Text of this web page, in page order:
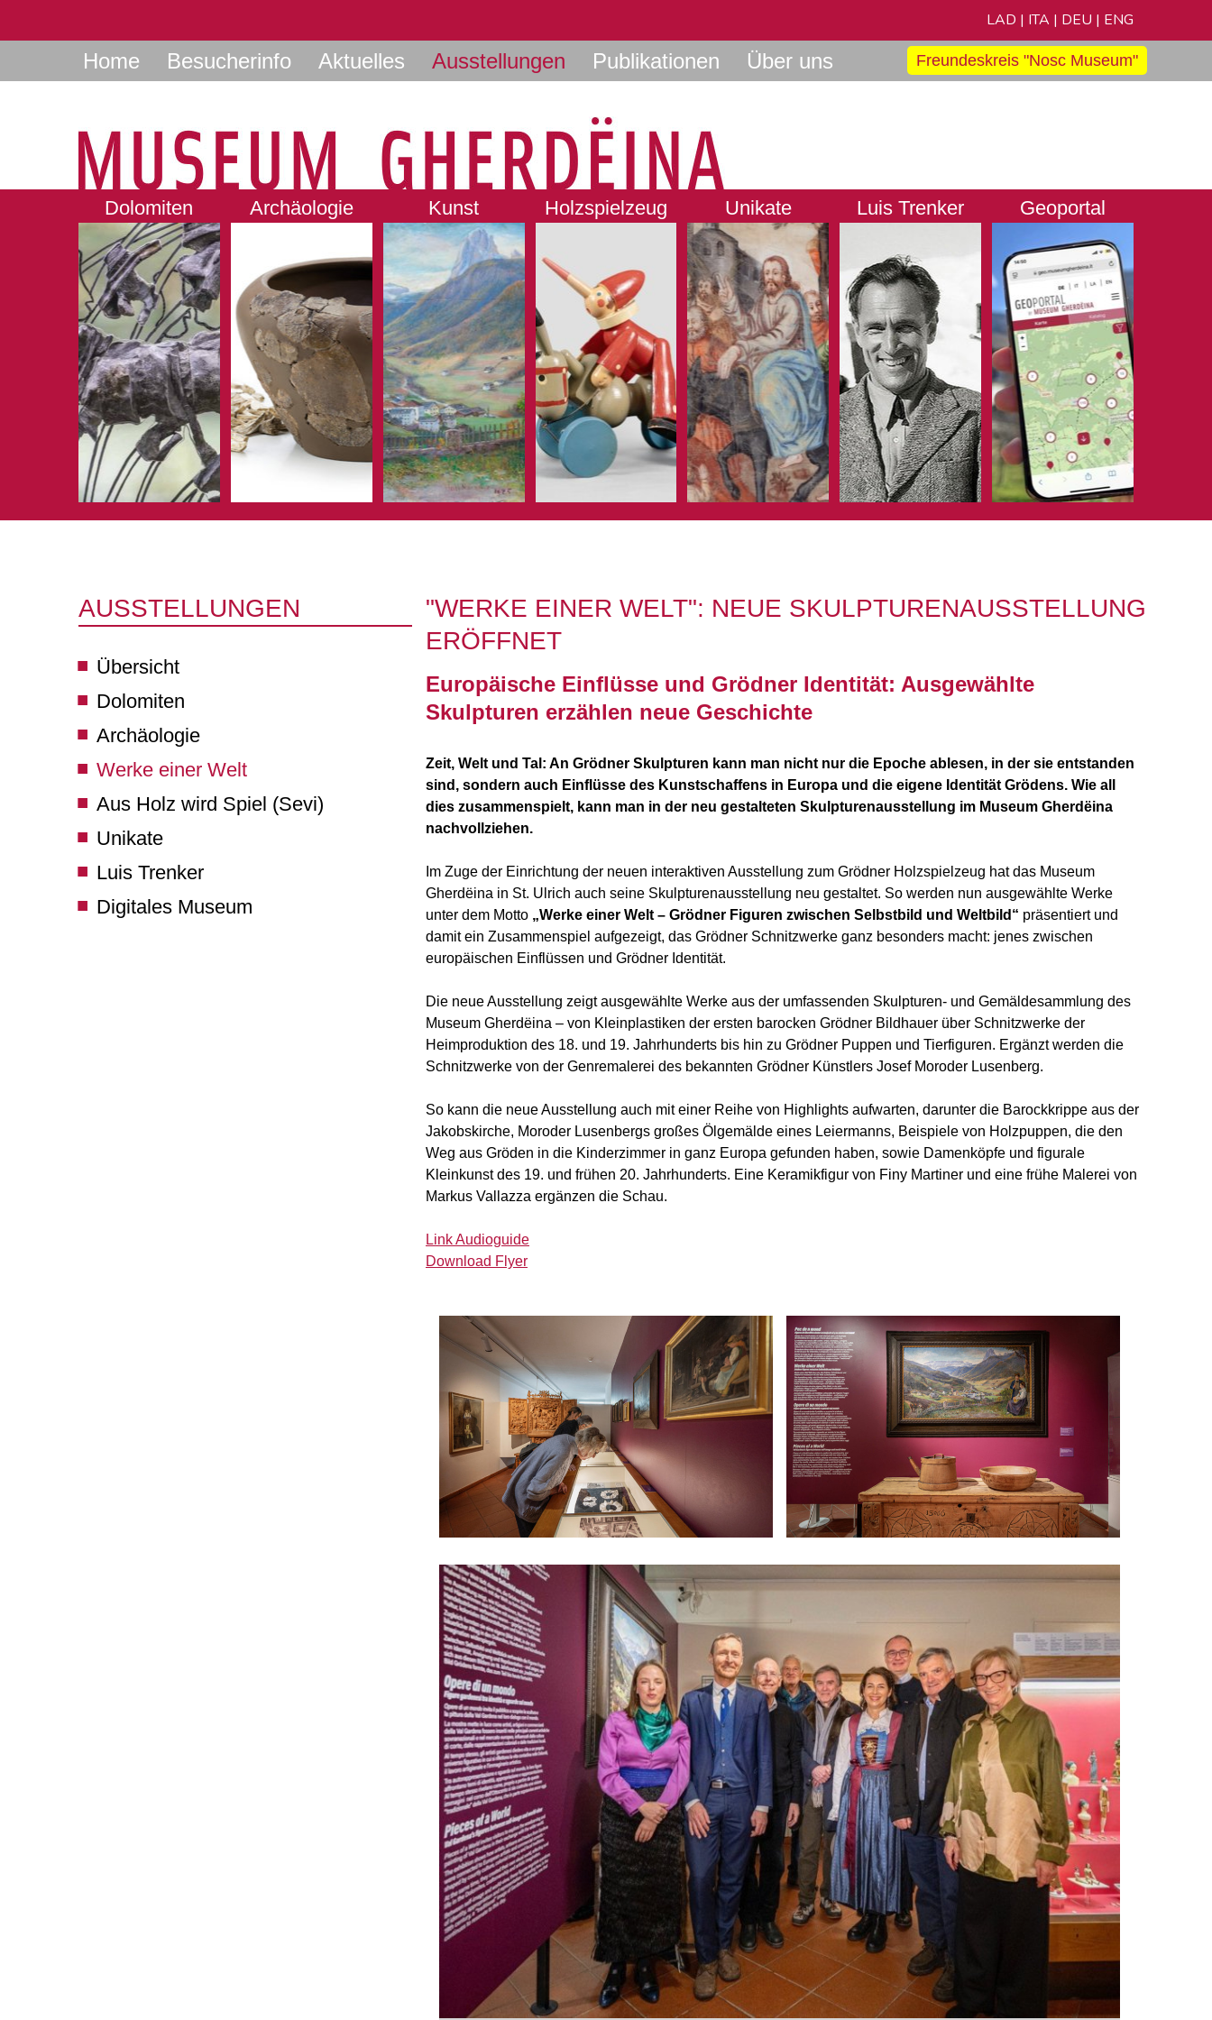
LAD | ITA | DEU | ENG
Home Besucherinfo Aktuelles Ausstellungen Publikationen Über uns Freundeskreis "Nosc Museum"
Dolomiten Archäologie Kunst Holzspielzeug Unikate Luis Trenker Geoportal
AUSSTELLUNGEN
Übersicht
Dolomiten
Archäologie
Werke einer Welt
Aus Holz wird Spiel (Sevi)
Unikate
Luis Trenker
Digitales Museum
"WERKE EINER WELT": NEUE SKULPTURENAUSSTELLUNG
ERÖFFNET
Europäische Einflüsse und Grödner Identität: Ausgewählte
Skulpturen erzählen neue Geschichte
Zeit, Welt und Tal: An Grödner Skulpturen kann man nicht nur die Epoche ablesen, in der sie entstanden
sind, sondern auch Einflüsse des Kunstschaffens in Europa und die eigene Identität Grödens. Wie all
dies zusammenspielt, kann man in der neu gestalteten Skulpturenausstellung im Museum Gherdëina
nachvollziehen.
Im Zuge der Einrichtung der neuen interaktiven Ausstellung zum Grödner Holzspielzeug hat das Museum
Gherdëina in St. Ulrich auch seine Skulpturenausstellung neu gestaltet. So werden nun ausgewählte Werke
unter dem Motto „Werke einer Welt – Grödner Figuren zwischen Selbstbild und Weltbild“ präsentiert und
damit ein Zusammenspiel aufgezeigt, das Grödner Schnitzwerke ganz besonders macht: jenes zwischen
europäischen Einflüssen und Grödner Identität.
Die neue Ausstellung zeigt ausgewählte Werke aus der umfassenden Skulpturen- und Gemäldesammlung des
Museum Gherdëina – von Kleinplastiken der ersten barocken Grödner Bildhauer über Schnitzwerke der
Heimproduktion des 18. und 19. Jahrhunderts bis hin zu Grödner Puppen und Tierfiguren. Ergänzt werden die
Schnitzwerke von der Genremalerei des bekannten Grödner Künstlers Josef Moroder Lusenberg.
So kann die neue Ausstellung auch mit einer Reihe von Highlights aufwarten, darunter die Barockkrippe aus der
Jakobskirche, Moroder Lusenbergs großes Ölgemälde eines Leiermanns, Beispiele von Holzpuppen, die den
Weg aus Gröden in die Kinderzimmer in ganz Europa gefunden haben, sowie Damenköpfe und figurale
Kleinkunst des 19. und frühen 20. Jahrhunderts. Eine Keramikfigur von Finy Martiner und eine frühe Malerei von
Markus Vallazza ergänzen die Schau.
Link Audioguide
Download Flyer